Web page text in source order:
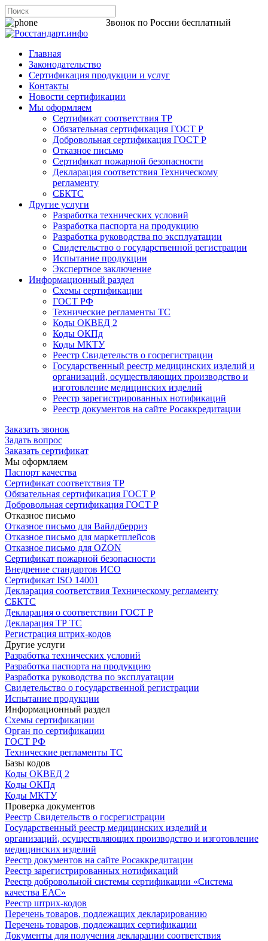
Звонок по России бесплатный
Главная
Законодательство
Сертификация продукции и услуг
Контакты
Новости сертификации
Мы оформляем
Сертификат соответствия ТР
Обязательная сертификация ГОСТ Р
Добровольная сертификация ГОСТ Р
Отказное письмо
Сертификат пожарной безопасности
Декларация соответствия Техническому
регламенту
СБКТС
Другие услуги
Разработка технических условий
Разработка паспорта на продукцию
Разработка руководства по эксплуатации
Свидетельство о государственной регистрации
Испытание продукции
Экспертное заключение
Информационный раздел
Схемы сертификации
ГОСТ РФ
Технические регламенты ТС
Коды ОКВЕД 2
Коды ОКПд
Коды МКТУ
Реестр Свидетельств о госрегистрации
Государственный реестр медицинских изделий и
организаций, осуществляющих производство и
изготовление медицинских изделий
Реестр зарегистрированных нотификаций
Реестр документов на сайте Росаккредитации
Заказать звонок
Задать вопрос
Заказать сертификат
Мы оформляем
Паспорт качества
Сертификат соответствия ТР
Обязательная сертификация ГОСТ Р
Добровольная сертификация ГОСТ Р
Отказное письмо
Отказное письмо для Вайлдберриз
Отказное письмо для маркетплейсов
Отказное письмо для OZON
Сертификат пожарной безопасности
Внедрение стандартов ИСО
Сертификат ISO 14001
Декларация соответствия Техническому регламенту
СБКТС
Декларация о соответствии ГОСТ Р
Декларация ТР ТС
Регистрация штрих-кодов
Другие услуги
Разработка технических условий
Разработка паспорта на продукцию
Разработка руководства по эксплуатации
Свидетельство о государственной регистрации
Испытание продукции
Информационный раздел
Схемы сертификации
Орган по сертификации
ГОСТ РФ
Технические регламенты ТС
Базы кодов
Коды ОКВЕД 2
Коды ОКПд
Коды МКТУ
Проверка документов
Реестр Свидетельств о госрегистрации
Государственный реестр медицинских изделий и
организаций, осуществляющих производство и изготовление
медицинских изделий
Реестр документов на сайте Росаккредитации
Реестр зарегистрированных нотификаций
Реестр добровольной системы сертификации «Система
качества ЕАС»
Реестр штрих-кодов
Перечень товаров, подлежащих декларированию
Перечень товаров, подлежащих сертификации
Документы для получения декларации соответствия